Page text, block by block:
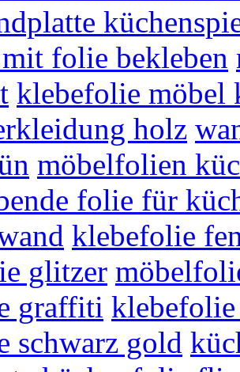
folie bekleben
klebefolie möbel
holz
möbelfolien
folie für
klebefolie
glitzer
graffiti
schwarz gold